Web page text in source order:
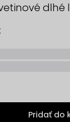
dlhé
Pridať do